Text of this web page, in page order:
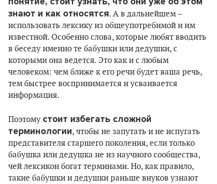
знают и как относятся. А в дальнейшем –
использовать лексику из общеупотребимой и им
известной. Особенно слова, которые любят вводить
в беседу именно те бабушки или дедушки, с
которыми она ведется. Это как и с любым
человеком: чем ближе к его речи будет ваша речь,
тем быстрее воспринимается и усваивается
информация.
Поэтому стоит избегать сложной
терминологии, чтобы не запутать и не испугать
представителя старшего поколения, если только
бабушка или дедушка не из научного сообщества,
чей лексикон богат терминами. Но, как правило,
такие бабушки и дедушки раньше внуков узнают